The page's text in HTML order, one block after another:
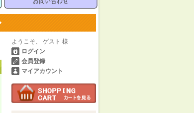
ようこそ、 ゲスト 様
ログイン
会員登録
マイアカウント